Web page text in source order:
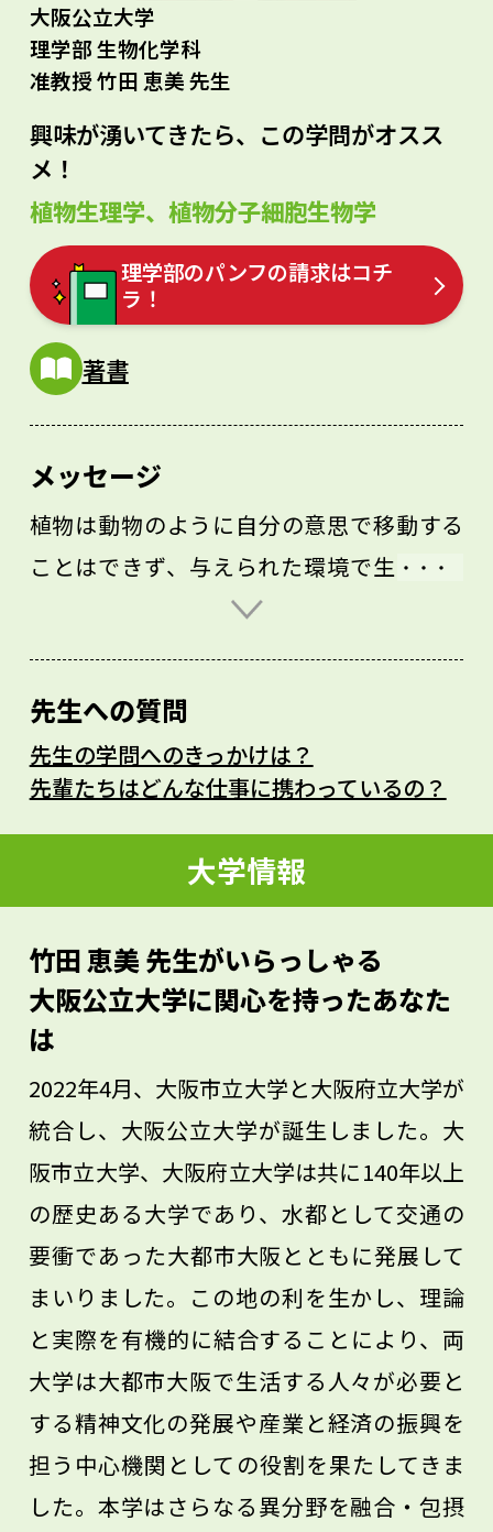
大阪公立大学
理学部 生物化学科
准教授 竹田 恵美 先生
興味が湧いてきたら、この学問がオスス
メ！
植物生理学、植物分子細胞生物学
理学部のパンフの請求はコチ
ラ！
著書
メッセージ
植物は動物のように自分の意思で移動する
ことはできず、与えられた環境で生きてい
くしかありません。その代わり、植物には
力が備わっています。その不思議な力のメ
カニズムは近年の分子レベル、遺伝子レベ
ルの研究で徐々に解き明かされつつありま
植物生理学の研究成果は今後、社会の幅広
い分野にインパクトを与えることが必至
で、非常に研究しがいのある分野です。生
物に興味があるなら、きっと「これだ！」
という研究が見つかるはずです。
先生への質問
先生の学問へのきっかけは？
先輩たちはどんな仕事に携わっているの？
大学情報
竹田 恵美 先生がいらっしゃる
大阪公立大学に関心を持ったあなた
は
2022年4月、大阪市立大学と大阪府立大学が
統合し、大阪公立大学が誕生しました。大
阪市立大学、大阪府立大学は共に140年以上
の歴史ある大学であり、水都として交通の
要衝であった大都市大阪とともに発展して
まいりました。この地の利を生かし、理論
と実際を有機的に結合することにより、両
大学は大都市大阪で生活する人々が必要と
する精神文化の発展や産業と経済の振興を
担う中心機関としての役割を果たしてきま
した。本学はさらなる異分野を融合・包摂